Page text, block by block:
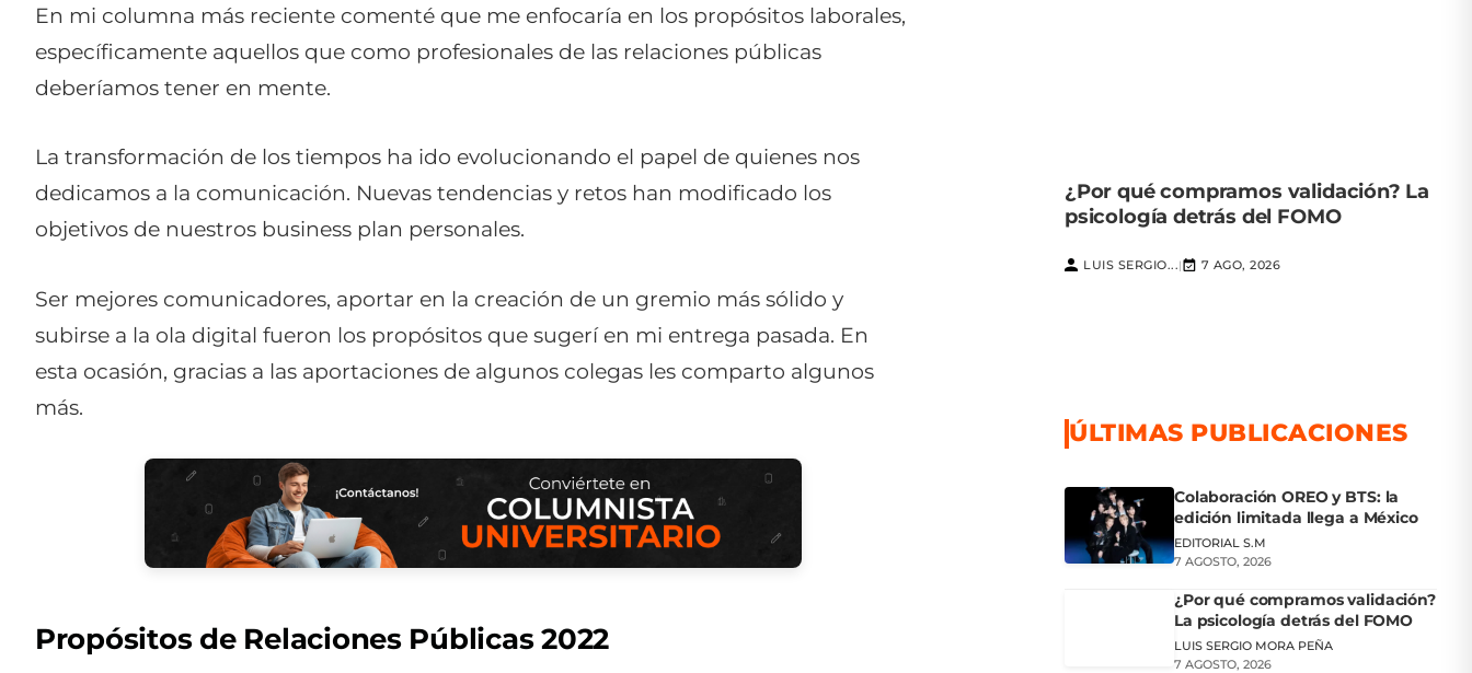
En mi columna más reciente comenté que me enfocaría en los propósitos laborales,
específicamente aquellos que como profesionales de las relaciones públicas
deberíamos tener en mente.
La transformación de los tiempos ha ido evolucionando el papel de quienes nos
dedicamos a la comunicación. Nuevas tendencias y retos han modificado los
objetivos de nuestros business plan personales.
Ser mejores comunicadores, aportar en la creación de un gremio más sólido y
subirse a la ola digital fueron los propósitos que sugerí en mi entrega pasada. En
esta ocasión, gracias a las aportaciones de algunos colegas les comparto algunos
más.
Propósitos de Relaciones Públicas 2022
¿Por qué compramos validación? La
psicología detrás del FOMO
LUIS SERGIO...| 7 AGO, 2026
ÚLTIMAS PUBLICACIONES
Colaboración OREO y BTS: la
edición limitada llega a México
EDITORIAL S.M
7 AGOSTO, 2026
¿Por qué compramos validación?
La psicología detrás del FOMO
LUIS SERGIO MORA PEÑA
7 AGOSTO, 2026